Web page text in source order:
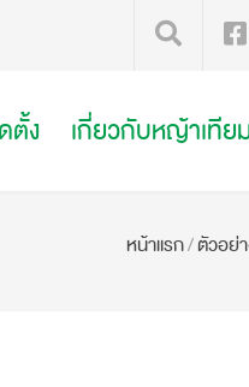
ตั้ง เกี่ยวกับหญ้าเทีย
หน้าแรก/ตัวอย่